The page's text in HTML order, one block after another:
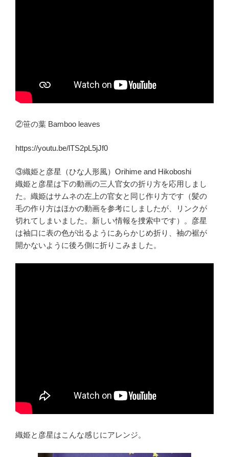
②笹の葉 Bamboo leaves
https://youtu.be/lTS2pL5jJf0
③織姫と彦星（ひな人形風）Orihime and Hikoboshi
織姫と彦星は下の動画の三人官女の折り方を応用しまし
た。織姫はサムネの左上の官女と同じ作り方です（髪の
毛の作り方はほかの動画を参考にしましたが、リンクが
切れてしまいました。新しい情報を捜索中です）。彦星
は袖口に表の色が出るようにあらかじめ折り、袖の裾が
開かないように後ろ側に折りこみました。
織姫と彦星はこんな感じにアレンジ。